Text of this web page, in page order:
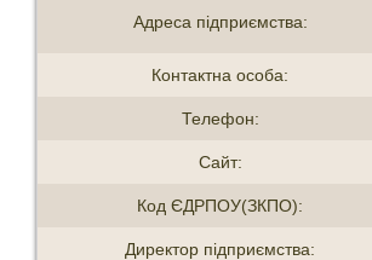
Адреса підприємства:
Контактна особа:
Телефон:
Сайт:
Код ЄДРПОУ(ЗКПО):
Директор підприємства: